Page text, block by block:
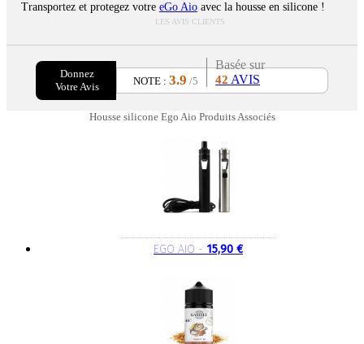
Transportez et protegez votre eGo Aioavec la housse en silicone !
LES AVIS CLIENTS
Donnez
Votre Avis
NOTE :3.9 /5
Basée sur
42 AVIS
Housse silicone Ego Aio Produits Associés
EGO AIO - 15,90 €